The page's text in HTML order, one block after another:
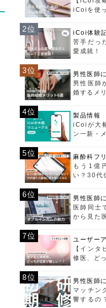
iCoiを使
iCoi体験
苦手だっ
愛成就！
2位
男性医師
男性医師
婚するメ
3位
製品情報
iCoiが大
ン一新・
4位
麻酔科フ
もう1億
い？30代
5位
男性医師
医師同士
から見た
6位
ユーザー
【イン
修医、ど
7位
男性医師
マッチン
響するの
8位